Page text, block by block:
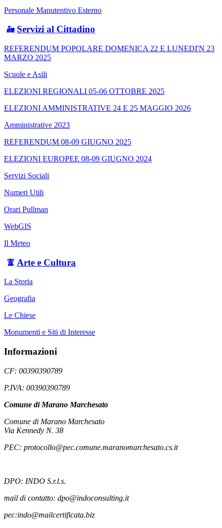
Personale Manutentivo Esterno
Servizi al Cittadino
REFERENDUM POPOLARE DOMENICA 22 E LUNEDI'N 23
MARZO 2025
Scuole e Asili
ELEZIONI REGIONALI 05-06 OTTOBRE 2025
ELEZIONI AMMINISTRATIVE 24 E 25 MAGGIO 2026
Amministrative 2023
REFERENDUM 08-09 GIUGNO 2025
ELEZIONI EUROPEE 08-09 GIUGNO 2024
Servizi Sociali
Numeri Utili
Orari Pullman
WebGIS
Il Meteo
Arte e Cultura
La Storia
Geografia
Le Chiese
Monumenti e Siti di Interesse
Informazioni
CF: 00390390789
P.IVA: 00390390789
Comune di Marano Marchesato
Comune di Marano Marchesato
Via Kennedy N. 38
PEC: protocollo@pec.comune.maranomarchesato.cs.it
DPO: INDO S.r.l.s.
mail di contatto: dpo@indoconsulting.it
pec:indo@mailcertificata.biz